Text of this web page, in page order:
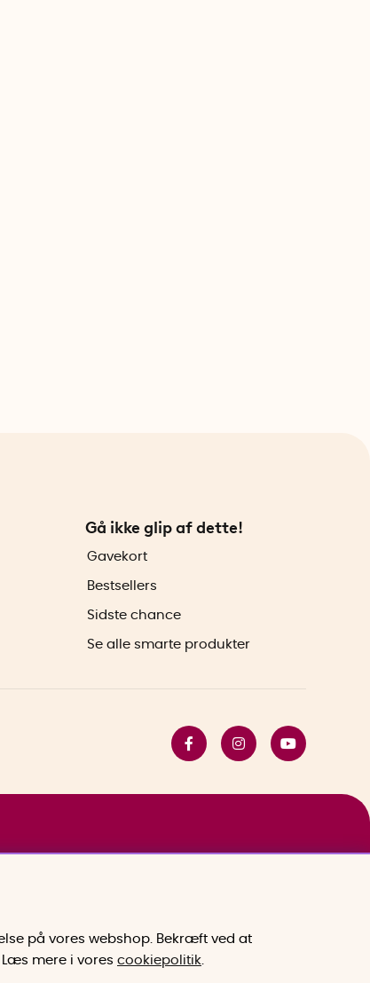
Gå ikke glip af dette!
Gavekort
Bestsellers
Sidste chance
Se alle smarte produkter
på vores webshop. Bekræft ved at
mere i vores cookiepolitik